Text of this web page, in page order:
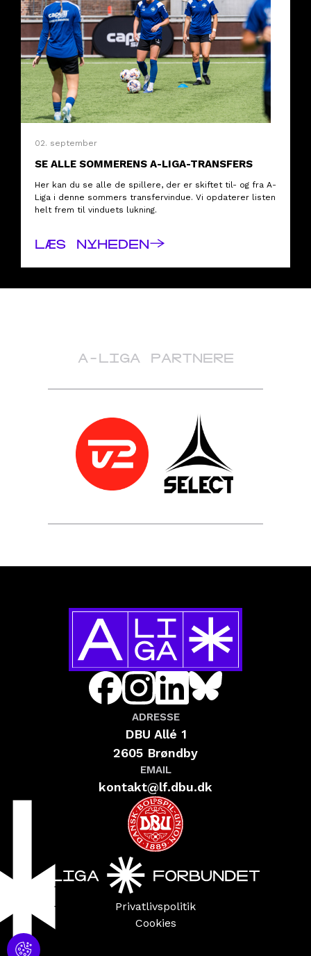
02. september
SE ALLE SOMMERENS A-LIGA-TRANSFERS
Her kan du se alle de spillere, der er skiftet til- og fra A-
Liga i denne sommers transfervindue. Vi opdaterer listen
helt frem til vinduets lukning.
LÆS NYHEDEN→
A-LIGA PARTNERE
ADRESSE
DBU Allé 1
2605 Brøndby
EMAIL
kontakt@lf.dbu.dk
Privatlivspolitik
Cookies